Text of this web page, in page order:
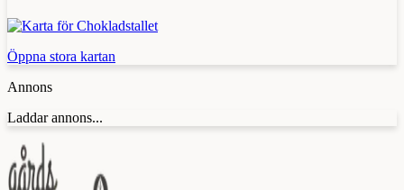
Öppna stora kartan
Annons
Laddar annons...